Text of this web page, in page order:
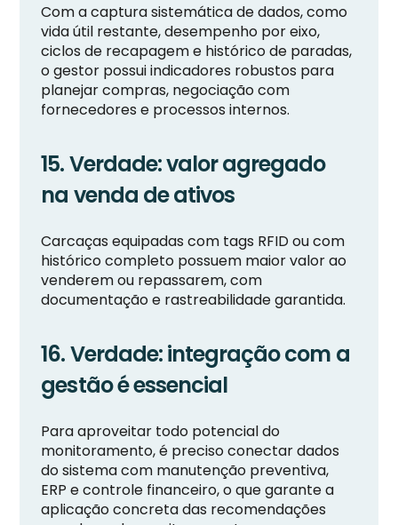
Com a captura sistemática de dados, como
vida útil restante, desempenho por eixo,
ciclos de recapagem e histórico de paradas,
o gestor possui indicadores robustos para
planejar compras, negociação com
fornecedores e processos internos.
15. Verdade: valor agregado
na venda de ativos
Carcaças equipadas com tags RFID ou com
histórico completo possuem maior valor ao
venderem ou repassarem, com
documentação e rastreabilidade garantida.
16. Verdade: integração com a
gestão é essencial
Para aproveitar todo potencial do
monitoramento, é preciso conectar dados
do sistema com manutenção preventiva,
ERP e controle financeiro, o que garante a
aplicação concreta das recomendações